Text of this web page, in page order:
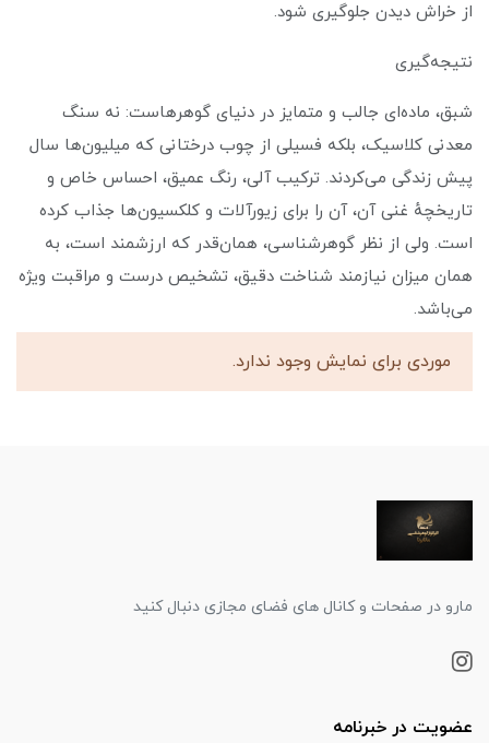
از خراش دیدن جلوگیری شود.
نتیجه‌گیری
شبق، ماده‌ای جالب و متمایز در دنیای گوهرهاست: نه سنگ
معدنی کلاسیک، بلکه فسیلی از چوب درختانی که میلیون‌ها سال
پیش زندگی می‌کردند. ترکیب آلی، رنگ عمیق، احساس خاص و
تاریخچهٔ غنی آن، آن را برای زیورآلات و کلکسیون‌ها جذاب کرده
است. ولی از نظر گوهرشناسی، همان‌قدر که ارزشمند است، به
همان میزان نیازمند شناخت دقیق، تشخیص درست و مراقبت ویژه
می‌باشد.
موردی برای نمایش وجود ندارد.
مارو در صفحات و کانال های فضای مجازی دنبال کنید
عضویت در خبرنامه